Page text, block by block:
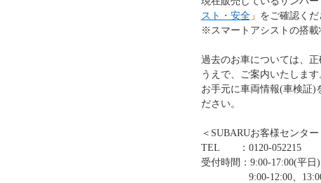
スト・安全」をご確認くだ
※スマートアシストの搭載
過去のお車については、
うえで、ご案内いたします
お手元に車両情報(車検証)
ださい。
＜SUBARUお客様センター
TEL ：0120-052215
受付時間：9:00-17:00(平日)
9:00-12:00、13:00-